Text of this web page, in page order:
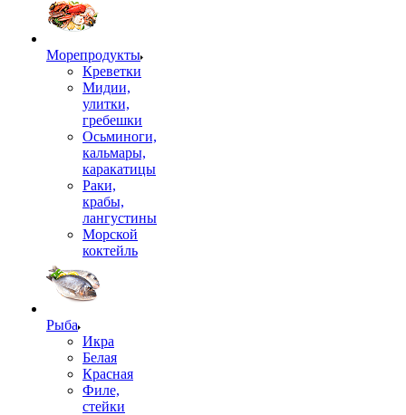
Морепродукты
Креветки
Мидии,
улитки,
гребешки
Осьминоги,
кальмары,
каракатицы
Раки,
крабы,
лангустины
Морской
коктейль
Рыба
Икра
Белая
Красная
Филе,
стейки